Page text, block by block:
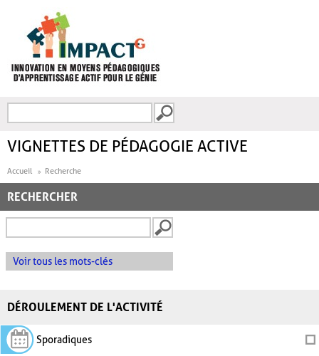
FORMULAIRE DE
VIGNETTES DE PÉDAGOGIE ACTIVE
Accueil Recherche
RECHERCHER
Voir tous les mots-clés
DÉROULEMENT DE L'ACTIVITÉ
Sporadiques